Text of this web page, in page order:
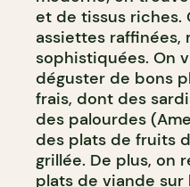
et de tissus riches.
assiettes raffinées,
sophistiquées. On
déguster de bons
frais, dont des
des palourdes
des plats de fruits
grillée. De plus, on
plats de viande